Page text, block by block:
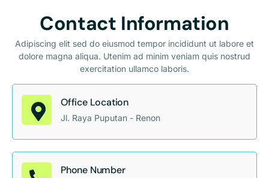
Contact Information
Adipiscing elit sed do eiusmod tempor incididunt ut labore et
dolore magna aliqua. Utenim ad minim veniam quis nostrud
exercitation ullamco laboris.
Office Location
Jl. Raya Puputan - Renon
Phone Number